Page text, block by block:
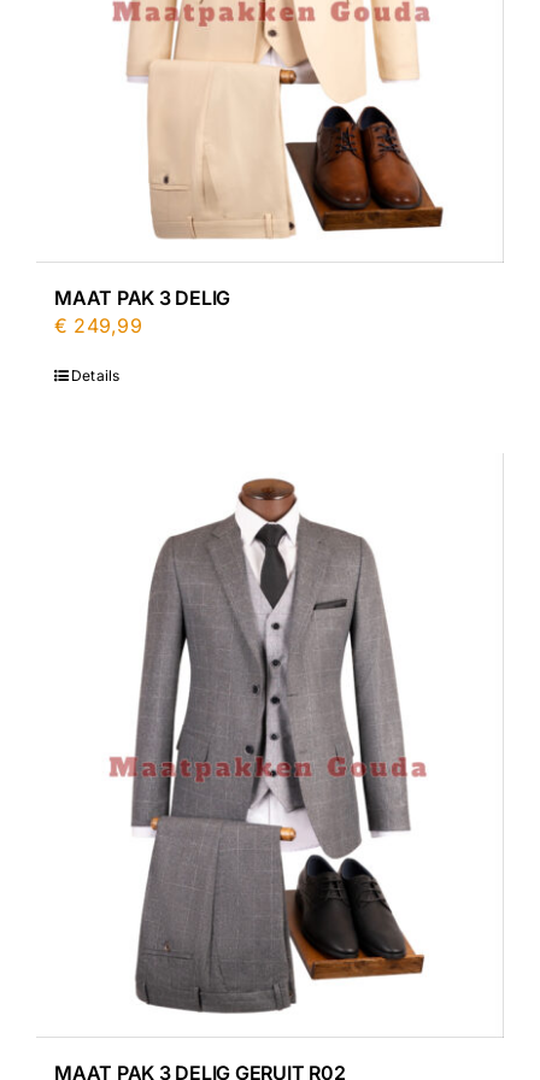
MAAT PAK 3 DELIG
€ 249,99
Details
MAAT PAK 3 DELIG GERUIT R02